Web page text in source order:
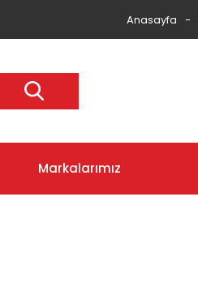
Anasayfa
Markalarımız